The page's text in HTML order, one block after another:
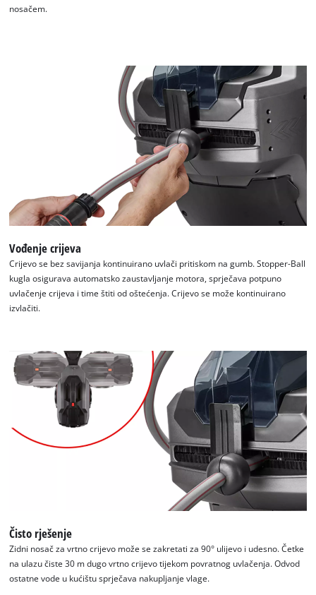
Trebamo vaše dopuštenje za učitavanje
Google Maps usluge!
This content is not permitted to load due
to trackers that are not disclosed to the
visitor. The website owner needs to setup
the site with their CMP to add this content
to the list of technologies used.
nosačem.
Vođenje crijeva
Crijevo se bez savijanja kontinuirano uvlači pritiskom na gumb. Stopper-Ball
kugla osigurava automatsko zaustavljanje motora, sprječava potpuno
uvlačenje crijeva i time štiti od oštećenja. Crijevo se može kontinuirano
izvlačiti.
Čisto rješenje
Zidni nosač za vrtno crijevo može se zakretati za 90° ulijevo i udesno. Četke
na ulazu čiste 30 m dugo vrtno crijevo tijekom povratnog uvlačenja. Odvod
ostatne vode u kućištu sprječava nakupljanje vlage.